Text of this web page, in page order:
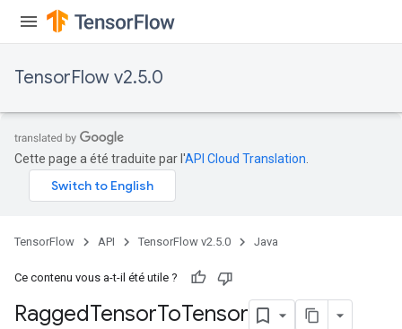
TensorFlow v2.5.0
Cette page a été traduite par l'API Cloud Translation
TensorFlow API TensorFlow v2.5.0 Java
Ce contenu vous a-t-il été utile ?
RaggedTensorToTensor